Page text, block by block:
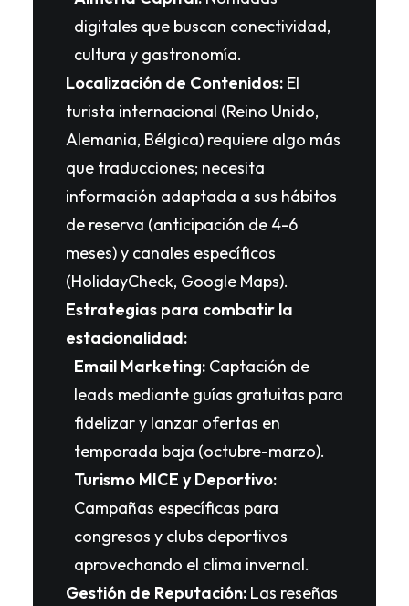
digitales que buscan conectividad,
cultura y gastronomía.
Localización de Contenidos: El
turista internacional (Reino Unido,
Alemania, Bélgica) requiere algo más
que traducciones; necesita
información adaptada a sus hábitos
de reserva (anticipación de 4-6
meses) y canales específicos
(HolidayCheck, Google Maps).
Estrategias para combatir la
estacionalidad:
Email Marketing: Captación de
leads mediante guías gratuitas para
fidelizar y lanzar ofertas en
temporada baja (octubre-marzo).
Turismo MICE y Deportivo:
Campañas específicas para
congresos y clubs deportivos
aprovechando el clima invernal.
Gestión de Reputación: Las reseñas